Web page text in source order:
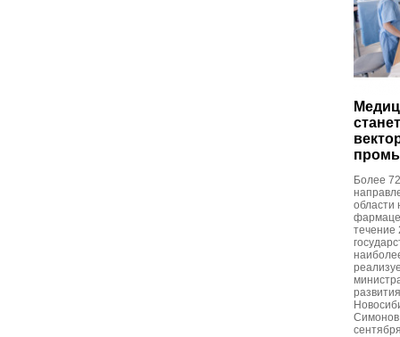
Более
области
течение
Симонов